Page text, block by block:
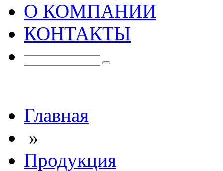
О КОМПАНИИ
КОНТАКТЫ
Главная
»
Продукция